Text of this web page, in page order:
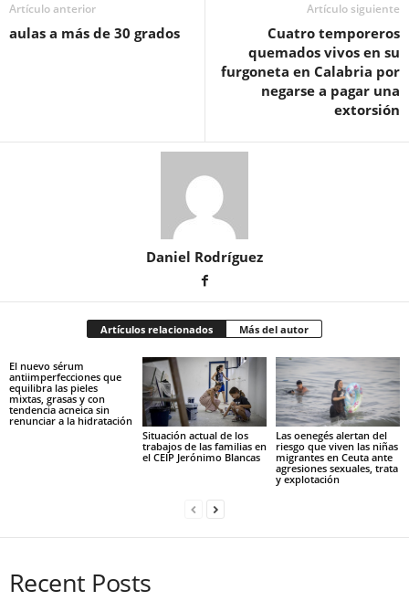
Artículo anterior
aulas a más de 30 grados
Artículo siguiente
Cuatro temporeros
quemados vivos en su
furgoneta en Calabria por
negarse a pagar una
extorsión
Daniel Rodríguez
Artículos relacionados Más del autor
El nuevo sérum
antiimperfecciones que
equilibra las pieles
mixtas, grasas y con
tendencia acneica sin
renunciar a la hidratación
Situación actual de los
trabajos de las familias en
el CEIP Jerónimo Blancas
Las oenegés alertan del
riesgo que viven las niñas
migrantes en Ceuta ante
agresiones sexuales, trata
y explotación
Recent Posts